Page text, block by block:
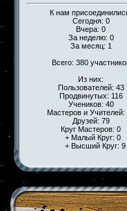
К нам
Сегодня: 0
Вчера: 0
За неделю: 0
За месяц: 1
Всего: 380
Из них:
Пользователей: 43
Продвинутых: 116
Учеников: 40
Мастеров и Учителей:
Друзей: 79
Круг Мастеров: 0
+ Малый Круг: 0
+ Высший Круг: 9